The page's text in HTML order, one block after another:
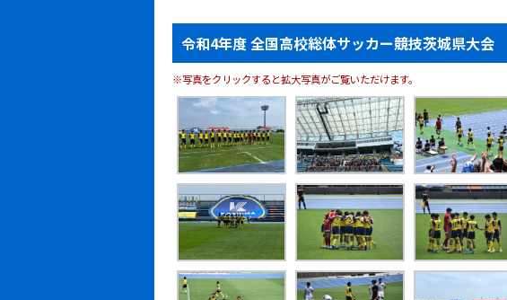
令和4年度 全国高校総体サッカー競技茨城県大会
※写真をクリックすると拡大写真がご覧いただけます。